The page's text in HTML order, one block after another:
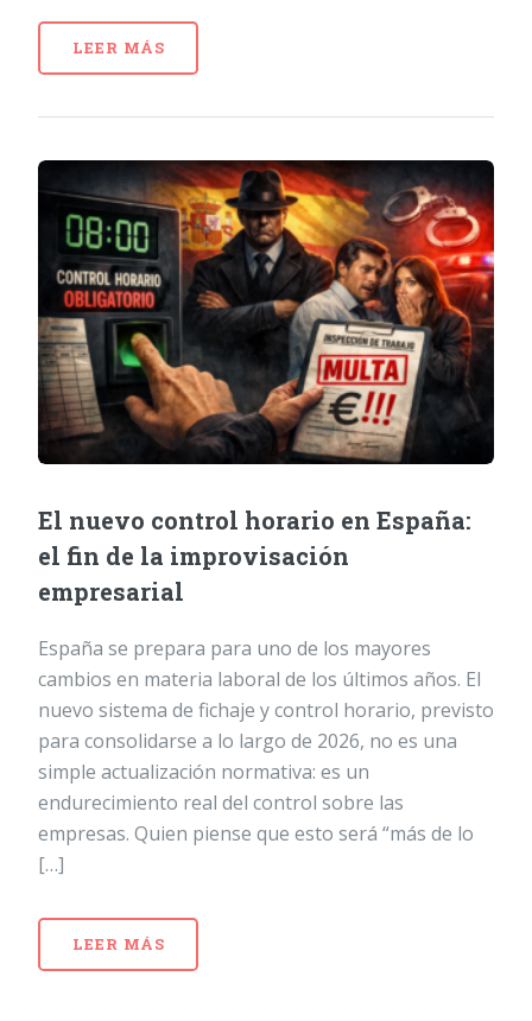
LEER MÁS
El nuevo control horario en España:
el fin de la improvisación
empresarial
España se prepara para uno de los mayores
cambios en materia laboral de los últimos años. El
nuevo sistema de fichaje y control horario, previsto
para consolidarse a lo largo de 2026, no es una
simple actualización normativa: es un
endurecimiento real del control sobre las
empresas. Quien piense que esto será “más de lo
[…]
LEER MÁS